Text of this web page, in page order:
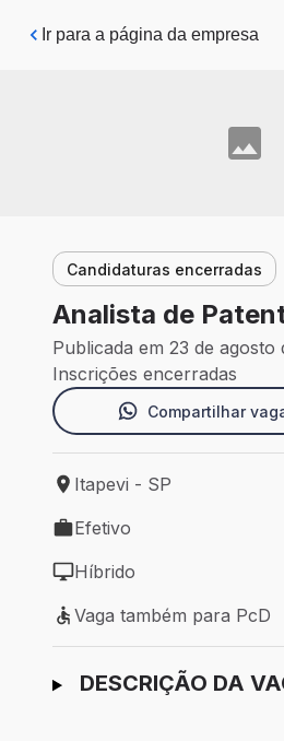
Pular para o conteúdo principal
Ir para a página da empresa
Candidaturas encerradas
Analista de
Publicada em 23 de agosto
Inscrições encerradas
Compartilhar
Local de trabalho: Itapevi -
Itapevi - SP
Tipo de vaga: Efetivo
Efetivo
Modelo de trabalho: Híbrido
Híbrido
Vaga também para PcD
Vaga também para PcD
Ir para candidatura
DESCRIÇÃO DA